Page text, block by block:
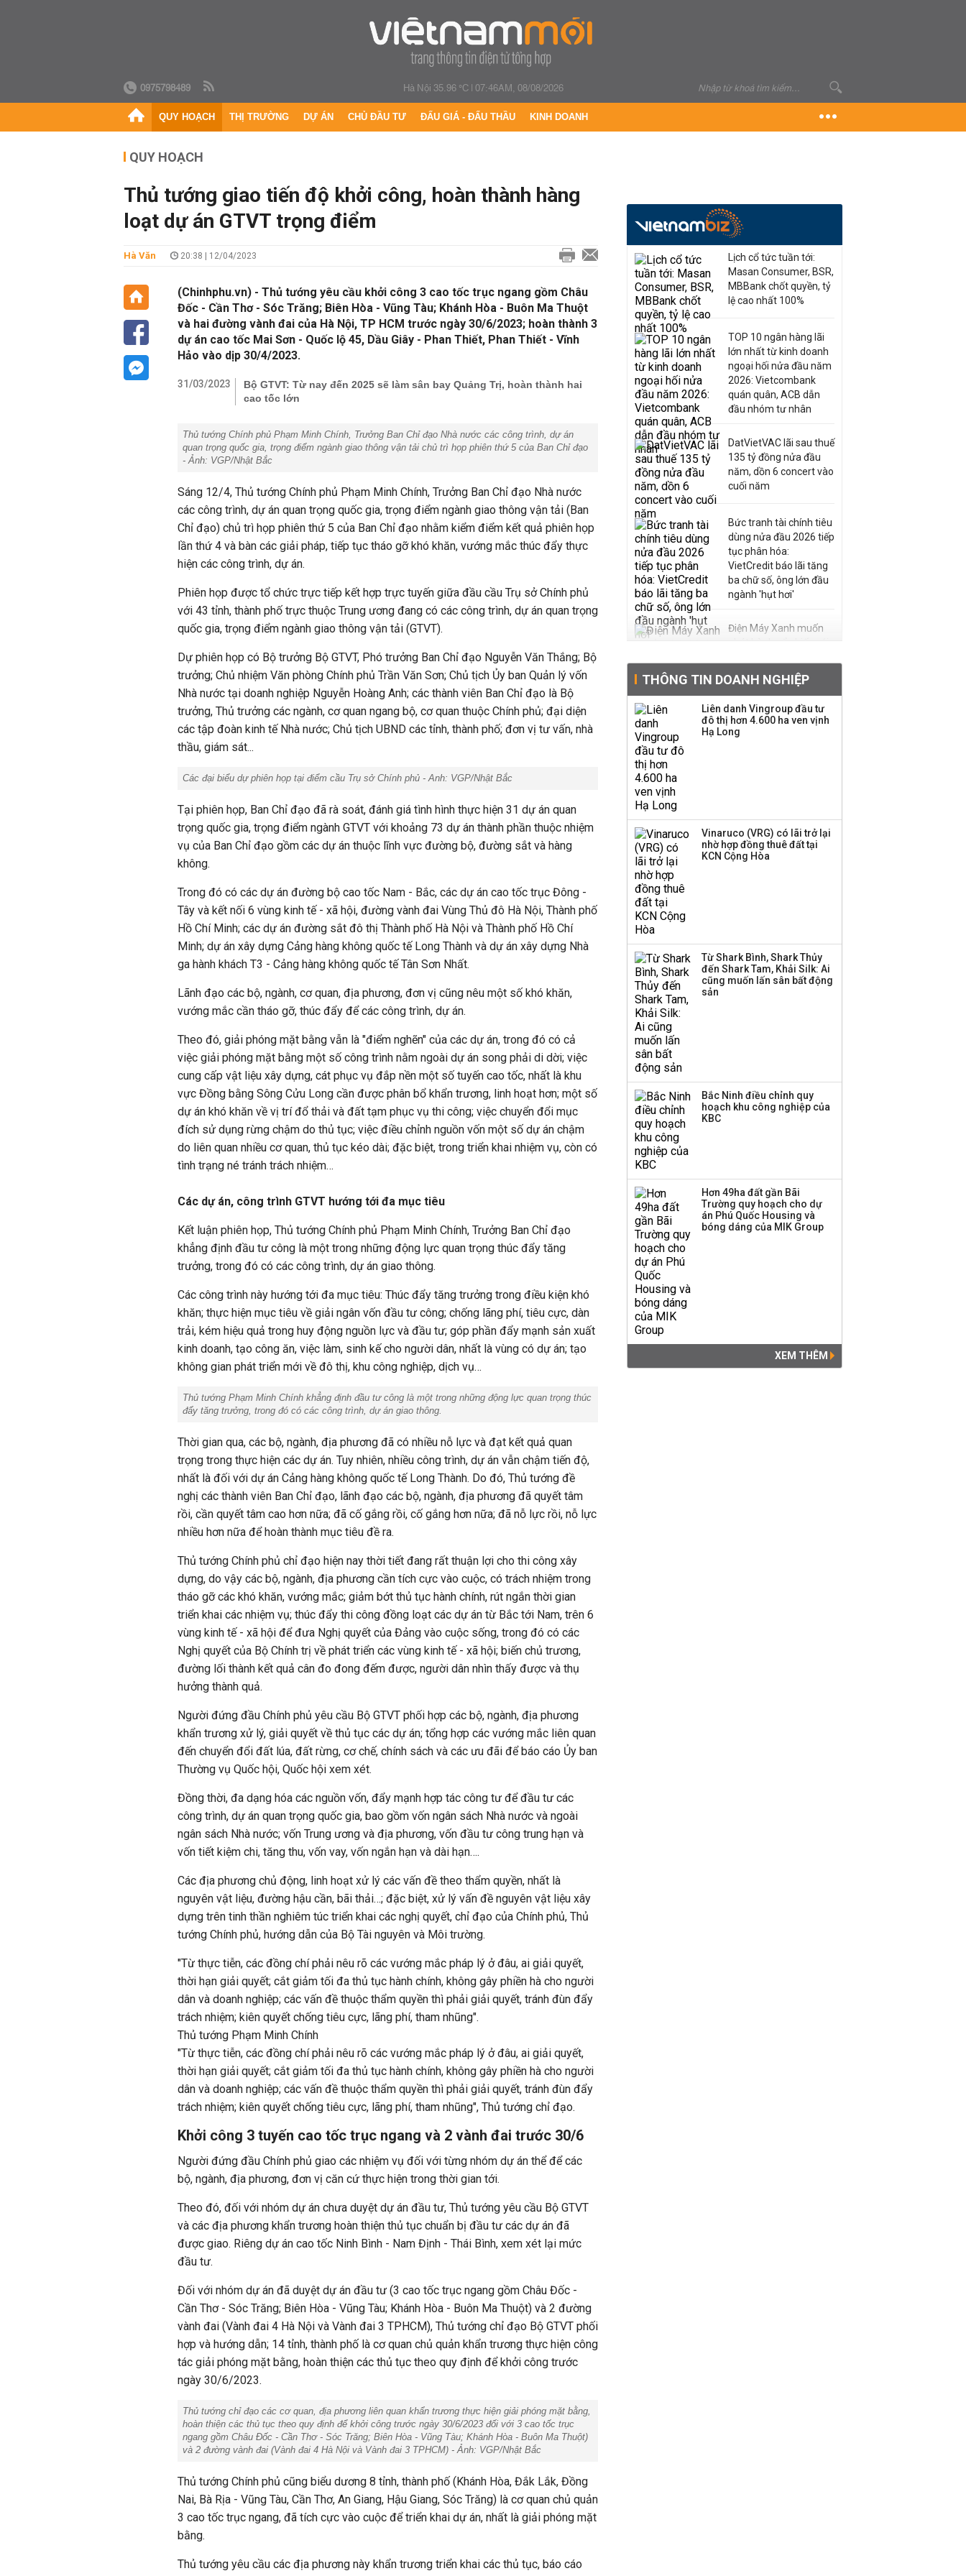
0975798489 Hà Nội 35.96 °C|07:46AM, 08/08/2026
QUY HOẠCH THỊ TRƯỜNG DỰ ÁN CHỦ ĐẦU TƯ ĐẤU GIÁ - ĐẤU THẦU KINH DOANH
QUY HOẠCH
Thủ tướng giao tiến độ khởi công, hoàn thành hàng
loạt dự án GTVT trọng điểm
Hà Văn 20:38 | 12/04/2023
(Chinhphu.vn) - Thủ tướng yêu cầu khởi công 3 cao tốc trục ngang gồm Châu
Đốc - Cần Thơ - Sóc Trăng; Biên Hòa - Vũng Tàu; Khánh Hòa - Buôn Ma Thuột
và hai đường vành đai của Hà Nội, TP HCM trước ngày 30/6/2023; hoàn thành 3
dự án cao tốc Mai Sơn - Quốc lộ 45, Dầu Giây - Phan Thiết, Phan Thiết - Vĩnh
Hảo vào dịp 30/4/2023.
31/03/2023
Bộ GTVT: Từ nay đến 2025 sẽ làm sân bay Quảng Trị, hoàn thành hai
cao tốc lớn
Thủ tướng Chính phủ Phạm Minh Chính, Trưởng Ban Chỉ đạo Nhà nước các công trình, dự án
quan trọng quốc gia, trọng điểm ngành giao thông vận tải chủ trì họp phiên thứ 5 của Ban Chỉ đạo
- Ảnh: VGP/Nhật Bắc
Sáng 12/4, Thủ tướng Chính phủ Phạm Minh Chính, Trưởng Ban Chỉ đạo Nhà nước
các công trình, dự án quan trọng quốc gia, trọng điểm ngành giao thông vận tải (Ban
Chỉ đạo) chủ trì họp phiên thứ 5 của Ban Chỉ đạo nhằm kiểm điểm kết quả phiên họp
lần thứ 4 và bàn các giải pháp, tiếp tục tháo gỡ khó khăn, vướng mắc thúc đẩy thực
hiện các công trình, dự án.
Phiên họp được tổ chức trực tiếp kết hợp trực tuyến giữa đầu cầu Trụ sở Chính phủ
với 43 tỉnh, thành phố trực thuộc Trung ương đang có các công trình, dự án quan trọng
quốc gia, trọng điểm ngành giao thông vận tải (GTVT).
Dự phiên họp có Bộ trưởng Bộ GTVT, Phó trưởng Ban Chỉ đạo Nguyễn Văn Thắng; Bộ
trưởng; Chủ nhiệm Văn phòng Chính phủ Trần Văn Sơn; Chủ tịch Ủy ban Quản lý vốn
Nhà nước tại doanh nghiệp Nguyễn Hoàng Anh; các thành viên Ban Chỉ đạo là Bộ
trưởng, Thủ trưởng các ngành, cơ quan ngang bộ, cơ quan thuộc Chính phủ; đại diện
các tập đoàn kinh tế Nhà nước; Chủ tịch UBND các tỉnh, thành phố; đơn vị tư vấn, nhà
thầu, giám sát...
Các đại biểu dự phiên họp tại điểm cầu Trụ sở Chính phủ - Anh: VGP/Nhật Bắc
Tại phiên họp, Ban Chỉ đạo đã rà soát, đánh giá tình hình thực hiện 31 dự án quan
trọng quốc gia, trọng điểm ngành GTVT với khoảng 73 dự án thành phần thuộc nhiệm
vụ của Ban Chỉ đạo gồm các dự án thuộc lĩnh vực đường bộ, đường sắt và hàng
không.
Trong đó có các dự án đường bộ cao tốc Nam - Bắc, các dự án cao tốc trục Đông -
Tây và kết nối 6 vùng kinh tế - xã hội, đường vành đai Vùng Thủ đô Hà Nội, Thành phố
Hồ Chí Minh; các dự án đường sắt đô thị Thành phố Hà Nội và Thành phố Hồ Chí
Minh; dự án xây dựng Cảng hàng không quốc tế Long Thành và dự án xây dựng Nhà
ga hành khách T3 - Cảng hàng không quốc tế Tân Sơn Nhất.
Lãnh đạo các bộ, ngành, cơ quan, địa phương, đơn vị cũng nêu một số khó khăn,
vướng mắc cần tháo gỡ, thúc đẩy để các công trình, dự án.
Theo đó, giải phóng mặt bằng vẫn là "điểm nghẽn" của các dự án, trong đó có cả
việc giải phóng mặt bằng một số công trình nằm ngoài dự án song phải di dời; việc
cung cấp vật liệu xây dựng, cát phục vụ đắp nền một số tuyến cao tốc, nhất là khu
vực Đồng bằng Sông Cửu Long cần được phân bổ khẩn trương, linh hoạt hơn; một số
dự án khó khăn về vị trí đổ thải và đất tạm phục vụ thi công; việc chuyển đổi mục
đích sử dụng rừng chậm do thủ tục; việc điều chỉnh nguồn vốn một số dự án chậm
do liên quan nhiều cơ quan, thủ tục kéo dài; đặc biệt, trong triển khai nhiệm vụ, còn có
tình trạng né tránh trách nhiệm…
Các dự án, công trình GTVT hướng tới đa mục tiêu
Kết luận phiên họp, Thủ tướng Chính phủ Phạm Minh Chính, Trưởng Ban Chỉ đạo
khẳng định đầu tư công là một trong những động lực quan trọng thúc đẩy tăng
trưởng, trong đó có các công trình, dự án giao thông.
Các công trình này hướng tới đa mục tiêu: Thúc đẩy tăng trưởng trong điều kiện khó
khăn; thực hiện mục tiêu về giải ngân vốn đầu tư công; chống lãng phí, tiêu cực, dàn
trải, kém hiệu quả trong huy động nguồn lực và đầu tư; góp phần đẩy mạnh sản xuất
kinh doanh, tạo công ăn, việc làm, sinh kế cho người dân, nhất là vùng có dự án; tạo
không gian phát triển mới về đô thị, khu công nghiệp, dịch vụ…
Thủ tướng Phạm Minh Chính khẳng định đầu tư công là một trong những động lực quan trọng thúc
đẩy tăng trưởng, trong đó có các công trình, dự án giao thông.
Thời gian qua, các bộ, ngành, địa phương đã có nhiều nỗ lực và đạt kết quả quan
trọng trong thực hiện các dự án. Tuy nhiên, nhiều công trình, dự án vẫn chậm tiến độ,
nhất là đối với dự án Cảng hàng không quốc tế Long Thành. Do đó, Thủ tướng đề
nghị các thành viên Ban Chỉ đạo, lãnh đạo các bộ, ngành, địa phương đã quyết tâm
rồi, cần quyết tâm cao hơn nữa; đã cố gắng rồi, cố gắng hơn nữa; đã nỗ lực rồi, nỗ lực
nhiều hơn nữa để hoàn thành mục tiêu đề ra.
Thủ tướng Chính phủ chỉ đạo hiện nay thời tiết đang rất thuận lợi cho thi công xây
dựng, do vậy các bộ, ngành, địa phương cần tích cực vào cuộc, có trách nhiệm trong
tháo gỡ các khó khăn, vướng mắc; giảm bớt thủ tục hành chính, rút ngắn thời gian
triển khai các nhiệm vụ; thúc đẩy thi công đồng loạt các dự án từ Bắc tới Nam, trên 6
vùng kinh tế - xã hội để đưa Nghị quyết của Đảng vào cuộc sống, trong đó có các
Nghị quyết của Bộ Chính trị về phát triển các vùng kinh tế - xã hội; biến chủ trương,
đường lối thành kết quả cân đo đong đếm được, người dân nhìn thấy được và thụ
hưởng thành quả.
Người đứng đầu Chính phủ yêu cầu Bộ GTVT phối hợp các bộ, ngành, địa phương
khẩn trương xử lý, giải quyết về thủ tục các dự án; tổng hợp các vướng mắc liên quan
đến chuyển đổi đất lúa, đất rừng, cơ chế, chính sách và các ưu đãi để báo cáo Ủy ban
Thường vụ Quốc hội, Quốc hội xem xét.
Đồng thời, đa dạng hóa các nguồn vốn, đẩy mạnh hợp tác công tư để đầu tư các
công trình, dự án quan trọng quốc gia, bao gồm vốn ngân sách Nhà nước và ngoài
ngân sách Nhà nước; vốn Trung ương và địa phương, vốn đầu tư công trung hạn và
vốn tiết kiệm chi, tăng thu, vốn vay, vốn ngắn hạn và dài hạn….
Các địa phương chủ động, linh hoạt xử lý các vấn đề theo thẩm quyền, nhất là
nguyên vật liệu, đường hậu cần, bãi thải…; đặc biệt, xử lý vấn đề nguyên vật liệu xây
dựng trên tinh thần nghiêm túc triển khai các nghị quyết, chỉ đạo của Chính phủ, Thủ
tướng Chính phủ, hướng dẫn của Bộ Tài nguyên và Môi trường.
"Từ thực tiễn, các đồng chí phải nêu rõ các vướng mắc pháp lý ở đâu, ai giải quyết,
thời hạn giải quyết; cắt giảm tối đa thủ tục hành chính, không gây phiền hà cho người
dân và doanh nghiệp; các vấn đề thuộc thẩm quyền thì phải giải quyết, tránh đùn đẩy
trách nhiệm; kiên quyết chống tiêu cực, lãng phí, tham nhũng".
Thủ tướng Phạm Minh Chính
"Từ thực tiễn, các đồng chí phải nêu rõ các vướng mắc pháp lý ở đâu, ai giải quyết,
thời hạn giải quyết; cắt giảm tối đa thủ tục hành chính, không gây phiền hà cho người
dân và doanh nghiệp; các vấn đề thuộc thẩm quyền thì phải giải quyết, tránh đùn đẩy
trách nhiệm; kiên quyết chống tiêu cực, lãng phí, tham nhũng", Thủ tướng chỉ đạo.
Khởi công 3 tuyến cao tốc trục ngang và 2 vành đai trước 30/6
Người đứng đầu Chính phủ giao các nhiệm vụ đối với từng nhóm dự án thể để các
bộ, ngành, địa phương, đơn vị căn cứ thực hiện trong thời gian tới.
Theo đó, đối với nhóm dự án chưa duyệt dự án đầu tư, Thủ tướng yêu cầu Bộ GTVT
và các địa phương khẩn trương hoàn thiện thủ tục chuẩn bị đầu tư các dự án đã
được giao. Riêng dự án cao tốc Ninh Bình - Nam Định - Thái Bình, xem xét lại mức
đầu tư.
Đối với nhóm dự án đã duyệt dự án đầu tư (3 cao tốc trục ngang gồm Châu Đốc -
Cần Thơ - Sóc Trăng; Biên Hòa - Vũng Tàu; Khánh Hòa - Buôn Ma Thuột) và 2 đường
vành đai (Vành đai 4 Hà Nội và Vành đai 3 TPHCM), Thủ tướng chỉ đạo Bộ GTVT phối
hợp và hướng dẫn; 14 tỉnh, thành phố là cơ quan chủ quản khẩn trương thực hiện công
tác giải phóng mặt bằng, hoàn thiện các thủ tục theo quy định để khởi công trước
ngày 30/6/2023.
Thủ tướng chỉ đạo các cơ quan, địa phương liên quan khẩn trương thực hiện giải phóng mặt bằng,
hoàn thiện các thủ tục theo quy định để khởi công trước ngày 30/6/2023 đối với 3 cao tốc trục
ngang gồm Châu Đốc - Cần Thơ - Sóc Trăng; Biên Hòa - Vũng Tàu; Khánh Hòa - Buôn Ma Thuột)
và 2 đường vành đai (Vành đai 4 Hà Nội và Vành đai 3 TPHCM) - Ảnh: VGP/Nhật Bắc
Thủ tướng Chính phủ cũng biểu dương 8 tỉnh, thành phố (Khánh Hòa, Đắk Lắk, Đồng
Nai, Bà Rịa - Vũng Tàu, Cần Thơ, An Giang, Hậu Giang, Sóc Trăng) là cơ quan chủ quản
3 cao tốc trục ngang, đã tích cực vào cuộc để triển khai dự án, nhất là giải phóng mặt
bằng.
Thủ tướng yêu cầu các địa phương này khẩn trương triển khai các thủ tục, báo cáo
Lịch cổ tức tuần tới:
Masan Consumer, BSR,
MBBank chốt quyền, tỷ
lệ cao nhất 100%
TOP 10 ngân hàng lãi
lớn nhất từ kinh doanh
ngoại hối nửa đầu năm
2026: Vietcombank
quán quân, ACB dẫn
đầu nhóm tư nhân
DatVietVAC lãi sau thuế
135 tỷ đồng nửa đầu
năm, dồn 6 concert vào
cuối năm
Bức tranh tài chính tiêu
dùng nửa đầu 2026 tiếp
tục phân hóa:
VietCredit báo lãi tăng
ba chữ số, ông lớn đầu
ngành 'hụt hơi'
Điện Máy Xanh muốn
phát hành cổ phiếu với
Sau nhịp điều chỉnh
mạnh, CTCK nhìn thấy
cơ hội ở nhóm cổ phiếu
thanh lý toàn bộ cửa
hàng
Công ty 100 tỷ của
Huấn Hoa Hồng bỗng
dưng ‘biến mất’, một
THÔNG TIN DOANH NGHIỆP
Liên danh Vingroup đầu tư
đô thị hơn 4.600 ha ven vịnh
Hạ Long
Vinaruco (VRG) có lãi trở lại
nhờ hợp đồng thuê đất tại
KCN Cộng Hòa
Từ Shark Bình, Shark Thủy
đến Shark Tam, Khải Silk: Ai
cũng muốn lấn sân bất động
sản
Bắc Ninh điều chỉnh quy
hoạch khu công nghiệp của
KBC
Hơn 49ha đất gần Bãi
Trường quy hoạch cho dự
án Phú Quốc Housing và
bóng dáng của MIK Group
XEM THÊM